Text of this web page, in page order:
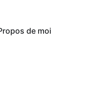
de moi